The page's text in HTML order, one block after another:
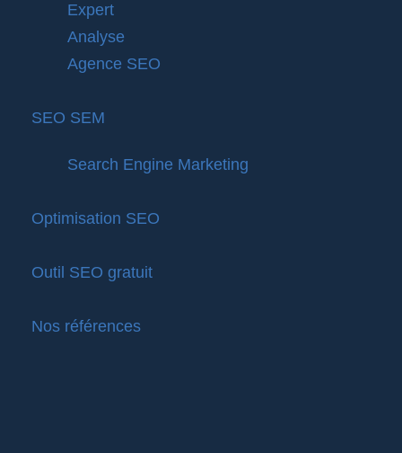
Expert
Analyse
Agence SEO
SEO SEM
Search Engine Marketing
Optimisation SEO
Outil SEO gratuit
Nos références